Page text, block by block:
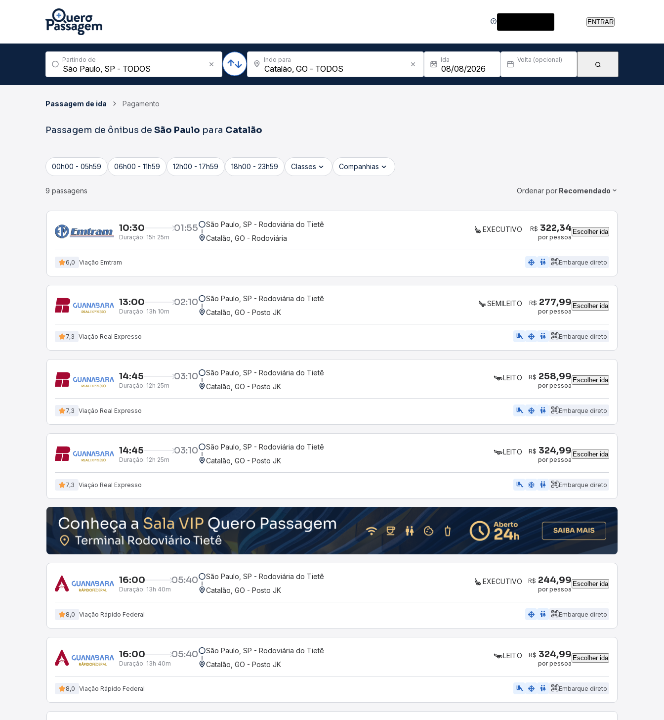
ENTRAR
Partindo de Indo para Ida Volta (opcional)
Passagem de ida Pagamento
Passagem de ônibus de São Paulo para Catalão
00h00 - 05h59 06h00 - 11h59 12h00 - 17h59 18h00 - 23h59 Classes Companhias
9 passagens Ordenar por:Recomendado
10:30 01:55
Duração: 15h 25m
São Paulo, SP - Rodoviária do Tietê
Catalão, GO - Rodoviária
EXECUTIVO R$ 322,34
por pessoa
Escolher ida
6,0 Viação Emtram ac_unit wc Embarque direto
13:00 02:10
Duração: 13h 10m
São Paulo, SP - Rodoviária do Tietê
Catalão, GO - Posto JK
SEMILEITO R$ 277,99
por pessoa
Escolher ida
7,3 Viação Real Expresso airline_seat_legroom_extra ac_unit WC Embarque direto
14:45 03:10
Duração: 12h 25m
São Paulo, SP - Rodoviária do Tietê
Catalão, GO - Posto JK
LEITO R$ 258,99
por pessoa
Escolher ida
7,3 Viação Real Expresso airline_seat_legroom_extra ac_unit wc Embarque direto
14:45 03:10
Duração: 12h 25m
São Paulo, SP - Rodoviária do Tietê
Catalão, GO - Posto JK
LEITO R$ 324,99
por pessoa
Escolher ida
7,3 Viação Real Expresso airline_seat_legroom_extra ac_unit wc Embarque direto
16:00 05:40
Duração: 13h 40m
São Paulo, SP - Rodoviária do Tietê
Catalão, GO - Posto JK
EXECUTIVO R$ 244,99
por pessoa
Escolher ida
8,0 Viação Rápido Federal ac_unit wc Embarque direto
16:00 05:40
Duração: 13h 40m
São Paulo, SP - Rodoviária do Tietê
Catalão, GO - Posto JK
LEITO R$ 324,99
por pessoa
Escolher ida
8,0 Viação Rápido Federal airline_seat_legroom_extra ac_unit wc Embarque direto